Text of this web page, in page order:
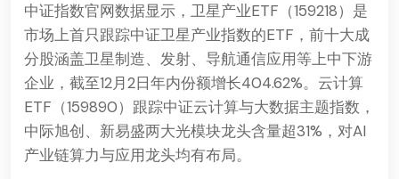
中证指数官网数据显示，卫星产业ETF（159218）是
市场上首只跟踪中证卫星产业指数的ETF，前十大成
分股涵盖卫星制造、发射、导航通信应用等上中下游
企业，截至12月2日年内份额增长404.62%。云计算
ETF（159890）跟踪中证云计算与大数据主题指数，
中际旭创、新易盛两大光模块龙头含量超31%，对AI
产业链算力与应用龙头均有布局。